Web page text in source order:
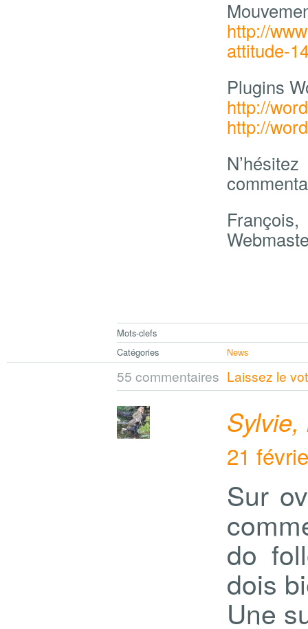
http://
attitude-
Plugins
http://
http://
François,
Mots-clefs
Catégories
News
55 commentaires Laissez le
21
Sur
do
dois
Une